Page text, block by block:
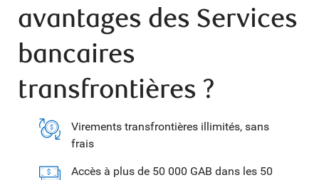
avantages des Services
bancaires
transfrontières ?
Virements transfrontières illimités, sans
frais
Accès à plus de 50 000 GAB dans les 50